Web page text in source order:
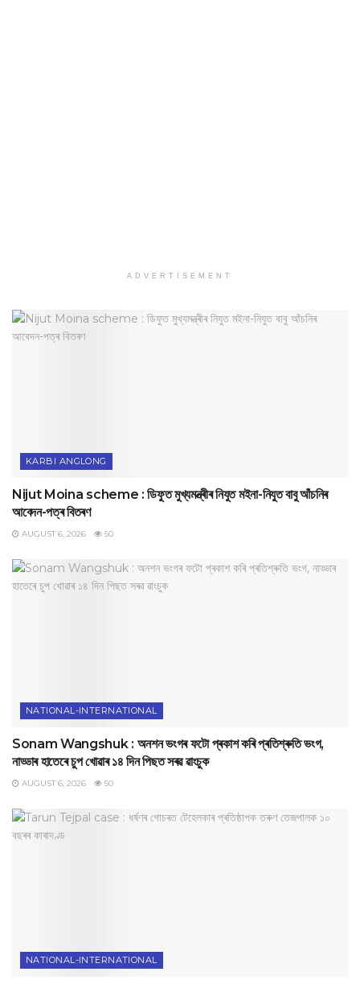
ADVERTISEMENT
KARBI ANGLONG
Nijut Moina scheme : ডিফুত মুখ্যমন্ত্ৰীৰ নিযুত মইনা-নিযুত বাবু আঁচনিৰ
আবেদন-পত্ৰ বিতৰণ
AUGUST 6, 2026 50
NATIONAL-INTERNATIONAL
Sonam Wangshuk : অনশন ভংগৰ ফটো প্ৰকাশ কৰি প্ৰতিশ্ৰুতি ভংগ,
নাড্ডাৰ হাতেৰে চুপ খোৱাৰ ১৪ দিন পিছত সৰৱ ৱাংচুক
AUGUST 6, 2026 50
NATIONAL-INTERNATIONAL